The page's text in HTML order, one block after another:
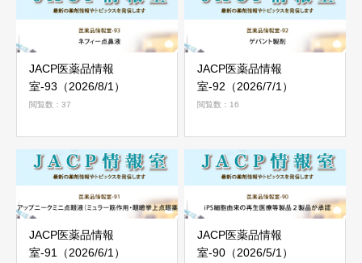
JACP医薬品情報
室-93（2026/8/1）
閲覧数：37
JACP医薬品情報
室-92（2026/7/1）
閲覧数：16
JACP医薬品情報
室-91（2026/6/1）
JACP医薬品情報
室-90（2026/5/1）